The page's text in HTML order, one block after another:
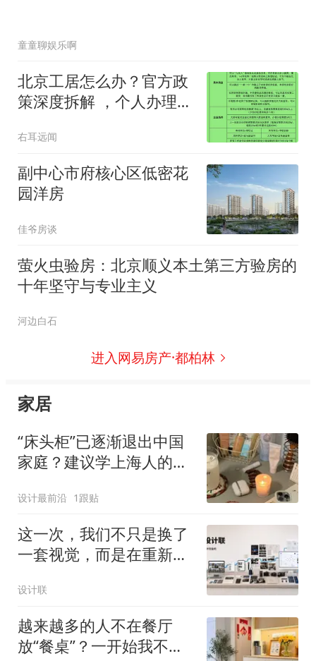
童童聊娱乐啊
北京工居怎么办？官方政
策深度拆解 ，个人办理细
右耳远闻
副中心市府核心区低密花
园洋房
佳爷房谈
萤火虫验房：北京顺义本土第三方验房的
十年坚守与专业主义
河边白石
进入网易房产·都柏林
家居
“床头柜”已逐渐退出中国
家庭？建议学上海人的高
设计最前沿 1跟贴
这一次，我们不只是换了
一套视觉，而是在重新定
设计联
越来越多的人不在餐厅
放“餐桌”？一开始我不明